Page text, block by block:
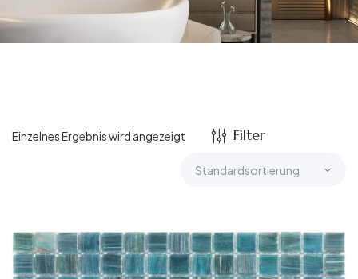
Einzelnes Ergebnis wird angezeigt Filter